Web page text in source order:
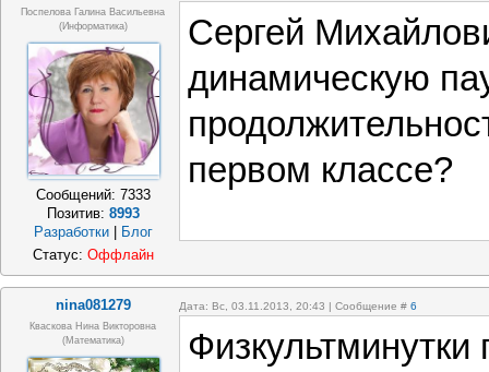
Поспелова Галина Васильевна
(информатика)
Сообщений: 7333
Позитив: 8993
Разработки
Блог
Сергей
динамическую
первом классе?
Статус: Оффлайн
nina081279 Дата: Вс, 03.11.2013, 20:43 | Сообщение # 6
Кваскова Нина Викторовна
(математика)